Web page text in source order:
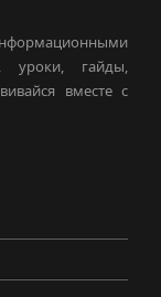
уроки, гайды,
вместе с